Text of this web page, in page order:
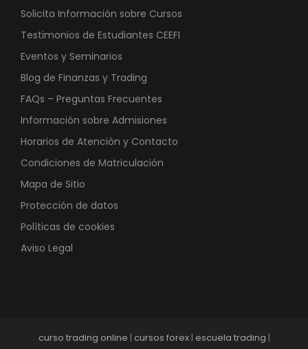
Solicita Información sobre Cursos
Testimonios de Estudiantes CEEFI
Eventos y Seminarios
Blog de Finanzas y Trading
FAQs – Preguntas Frecuentes
Información sobre Admisiones
Horarios de Atención y Contacto
Condiciones de Matriculación
Mapa de Sitio
Protección de datos
Políticas de cookies
Aviso Legal
curso trading online | cursos forex| escuela trading |